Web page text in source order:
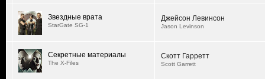
Звездные врата
StarGate SG-1
Джейсон Левинсон
Jason Levinson
Секретные материалы
The X-Files
Скотт Гарретт
Scott Garrett